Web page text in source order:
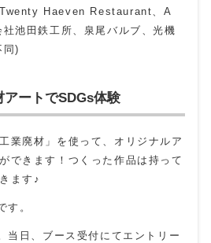
Twenty Haeven Restaurant、A
池田鉄工所、泉尾バルブ、光機
)
ートでSDGs体験
業廃材」を使って、オリジナルア
できます！つくった作品は持って
ます♪
す。
当日、ブース受付にてエントリー